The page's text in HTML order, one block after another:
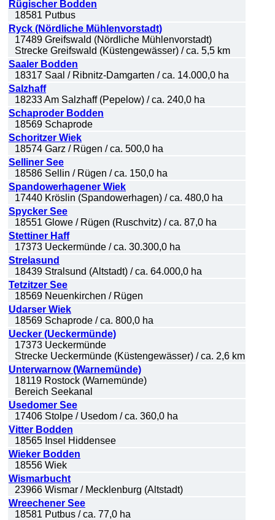
Rügischer Bodden
18581 Putbus
Ryck (Nördliche Mühlenvorstadt)
17489 Greifswald (Nördliche Mühlenvorstadt)
Strecke Greifswald (Küstengewässer) / ca. 5,5 km
Saaler Bodden
18317 Saal / Ribnitz-Damgarten / ca. 14.000,0 ha
Salzhaff
18233 Am Salzhaff (Pepelow) / ca. 240,0 ha
Schaproder Bodden
18569 Schaprode
Schoritzer Wiek
18574 Garz / Rügen / ca. 500,0 ha
Selliner See
18586 Sellin / Rügen / ca. 150,0 ha
Spandowerhagener Wiek
17440 Kröslin (Spandowerhagen) / ca. 480,0 ha
Spycker See
18551 Glowe / Rügen (Ruschvitz) / ca. 87,0 ha
Stettiner Haff
17373 Ueckermünde / ca. 30.300,0 ha
Strelasund
18439 Stralsund (Altstadt) / ca. 64.000,0 ha
Tetzitzer See
18569 Neuenkirchen / Rügen
Udarser Wiek
18569 Schaprode / ca. 800,0 ha
Uecker (Ueckermünde)
17373 Ueckermünde
Strecke Ueckermünde (Küstengewässer) / ca. 2,6 km
Unterwarnow (Warnemünde)
18119 Rostock (Warnemünde)
Bereich Seekanal
Usedomer See
17406 Stolpe / Usedom / ca. 360,0 ha
Vitter Bodden
18565 Insel Hiddensee
Wieker Bodden
18556 Wiek
Wismarbucht
23966 Wismar / Mecklenburg (Altstadt)
Wreechener See
18581 Putbus / ca. 77,0 ha